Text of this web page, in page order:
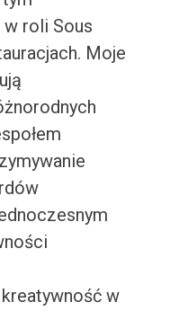
roli Sous
Moje
w